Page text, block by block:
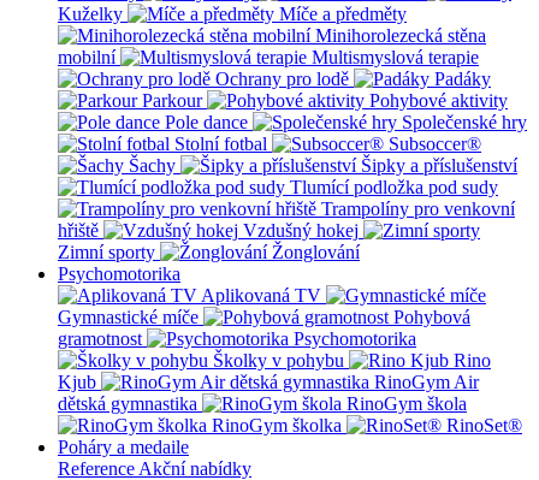
Kuželky
Míče a předměty
Minihorolezecká stěna
mobilní
Multismyslová terapie
Ochrany pro lodě
Padáky
Parkour
Pohybové aktivity
Pole dance
Společenské hry
Stolní fotbal
Subsoccer®
Šachy
Šipky a příslušenství
Tlumící podložka pod sudy
Trampolíny pro venkovní
hřiště
Vzdušný hokej
Zimní sporty
Žonglování
Psychomotorika
Aplikovaná TV
Gymnastické míče
Pohybová
gramotnost
Psychomotorika
Školky v pohybu
Rino
Kjub
RinoGym Air
dětská gymnastika
RinoGym škola
RinoGym školka
RinoSet®
Poháry a medaile
Reference Akční nabídky